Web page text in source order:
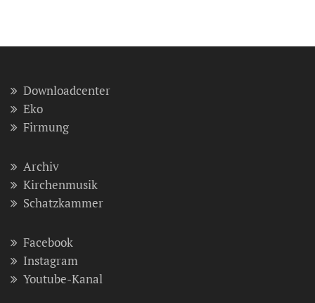
Downloadcenter
Eko
Firmung
Archiv
Kirchenmusik
Schatzkammer
Facebook
Instagram
Youtube-Kanal